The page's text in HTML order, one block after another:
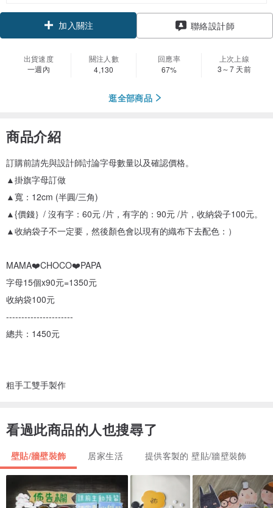
加入關注 聯絡設計師
出貨速度
一週內
關注人數
4,130
回應率
67%
上次上線
3～7 天前
逛全部商品
商品介紹
訂購前請先與設計師討論字母數量以及確認價格。
▲掛旗字母訂做
▲寬：12cm (半圓/三角)
▲{價錢｝/ 沒有字：60元 /片，有字的：90元 /片，收納袋子100元。
▲收納袋子不一定要，然後顏色會以現有的織布下去配色：）
MAMA❤️CHOCO❤️PAPA
字母15個x90元=1350元
收納袋100元
----------------------
總共：1450元
粗手工雙手製作
看過此商品的人也搜尋了
壁貼/牆壁裝飾 居家生活 提供客製的 壁貼/牆壁裝飾